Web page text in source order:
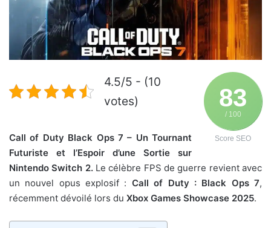
83
/ 100
Score SEO
4.5/5 - (10
votes)
Call of Duty Black Ops 7 – Un Tournant
Futuriste et l’Espoir d’une Sortie sur
Nintendo Switch 2. Le célèbre FPS de guerre revient avec
un nouvel opus explosif : Call of Duty : Black Ops 7,
récemment dévoilé lors du Xbox Games Showcase 2025.